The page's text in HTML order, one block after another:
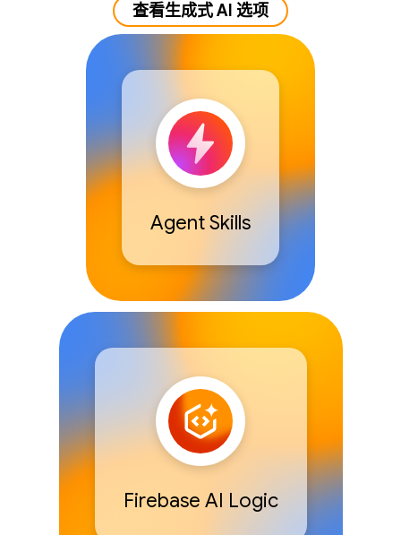
查看生成式 AI 选项
Agent Skills
Firebase AI Logic